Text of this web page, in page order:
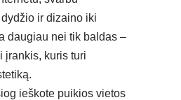
ir dizaino iki
daugiau nei tik baldas –
įrankis, kuris turi
ieškote puikios vietos